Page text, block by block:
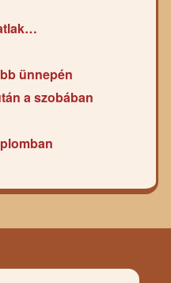
ünnepén
a szobában